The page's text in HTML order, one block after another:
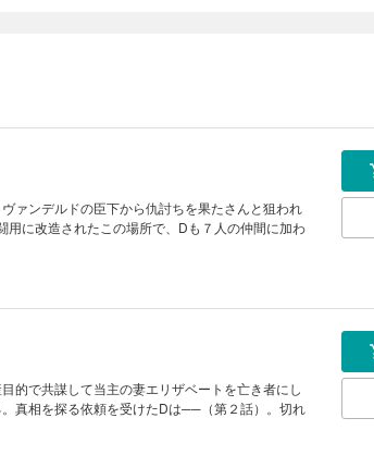
ァンデルドの臣下から仇討ちを果たさんと狙われ
に改造されたこの場所で、Dも７人の仲間に加わ
的で共謀して当主の妻エリザベートを亡き者にし
真相を探る依頼を受けたDは──（第２話）。切れ